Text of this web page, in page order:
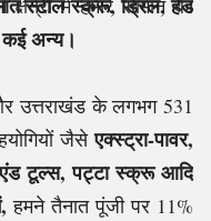
अन्य।
उत्तराखंड के लगभग 531
जैसेएक्स्ट्रा-पावर,
टूल्स, पट्टा स्क्रू आदि
हमने तैनात पूंजी पर 11%
में हमारे सामान का